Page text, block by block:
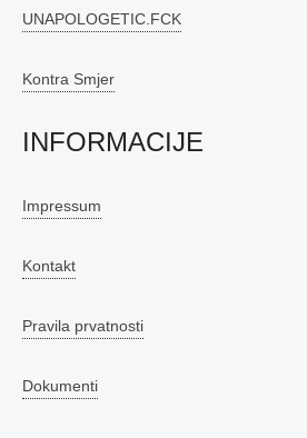
UNAPOLOGETIC.FCK
Kontra Smjer
INFORMACIJE
Impressum
Kontakt
Pravila prvatnosti
Dokumenti